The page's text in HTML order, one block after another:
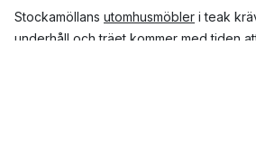
Stockamöllans utomhusmöbler i teak
underhåll och träet kommer med tiden